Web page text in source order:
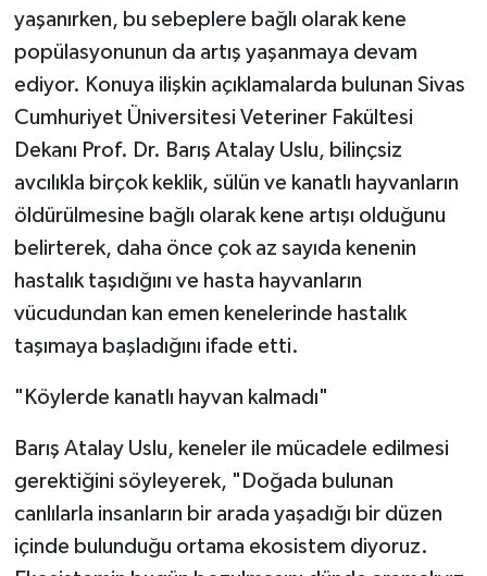
yaşanırken, bu sebeplere bağlı olarak kene
popülasyonunun da artış yaşanmaya devam
ediyor. Konuya ilişkin açıklamalarda bulunan Sivas
Cumhuriyet Üniversitesi Veteriner Fakültesi
Dekanı Prof. Dr. Barış Atalay Uslu, bilinçsiz
avcılıkla birçok keklik, sülün ve kanatlı hayvanların
öldürülmesine bağlı olarak kene artışı olduğunu
belirterek, daha önce çok az sayıda kenenin
hastalık taşıdığını ve hasta hayvanların
vücudundan kan emen kenelerinde hastalık
taşımaya başladığını ifade etti.
"Köylerde kanatlı hayvan kalmadı"
Barış Atalay Uslu, keneler ile mücadele edilmesi
gerektiğini söyleyerek, "Doğada bulunan
canlılarla insanların bir arada yaşadığı bir düzen
içinde bulunduğu ortama ekosistem diyoruz.